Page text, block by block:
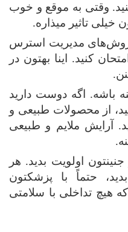
وقتی به موقع و خوب
خیلی تاثیر میذاره.
مدیریت استرس
کنید. اینا بهتون در
باشه. اگه دوست دارید
از محصولات طبیعی و
آرایش ملایم و طبیعی
اولویت بدید. هر
حتماً با پزشکتون
هیچ تداخلی با سلامتی